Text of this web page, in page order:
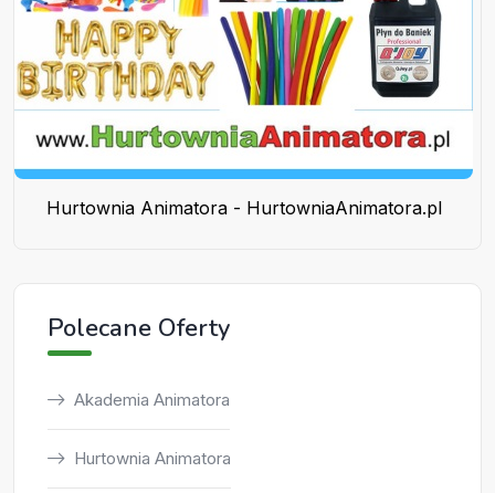
Hurtownia Animatora - HurtowniaAnimatora.pl
Polecane Oferty
Akademia Animatora
Hurtownia Animatora